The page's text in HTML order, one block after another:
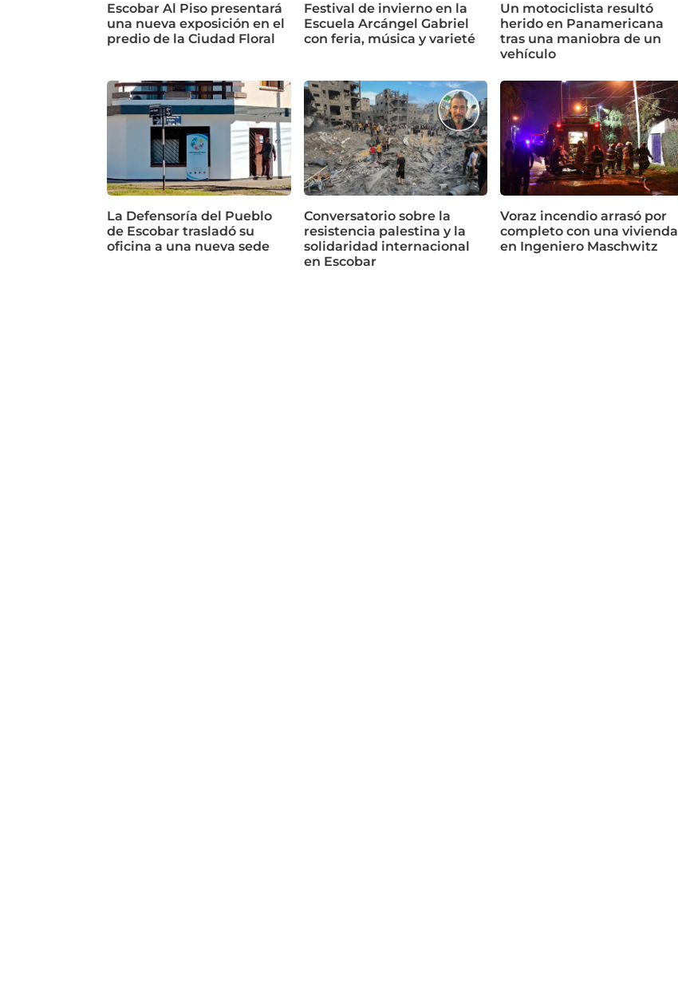
Escobar Al Piso presentará
una nueva exposición en el
predio de la Ciudad Floral
Festival de invierno en la
Escuela Arcángel Gabriel
con feria, música y varieté
Un motociclista resultó
herido en Panamericana
tras una maniobra de un
vehículo
La Defensoría del Pueblo
de Escobar trasladó su
oficina a una nueva sede
Conversatorio sobre la
resistencia palestina y la
solidaridad internacional
en Escobar
Voraz incendio arrasó por
completo con una vivienda
en Ingeniero Maschwitz